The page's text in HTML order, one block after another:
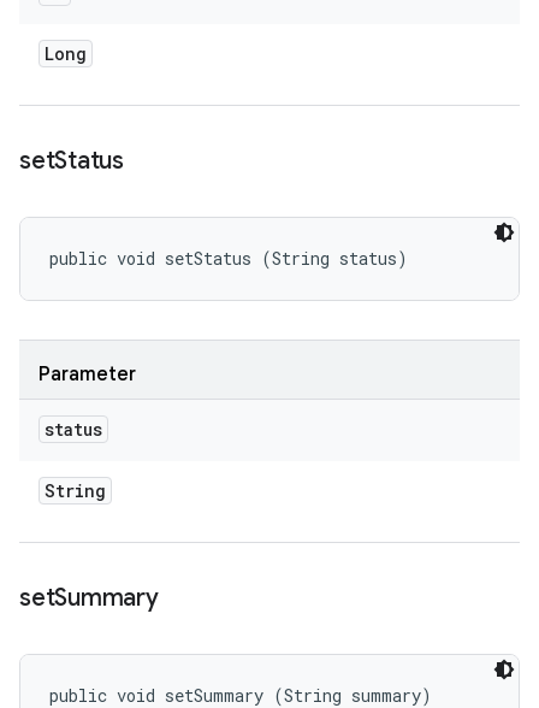
Long
setStatus
public void setStatus (String status)
Parameter
status
String
setSummary
public void setSummary (String summary)